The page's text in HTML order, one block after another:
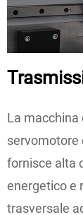
La macchina
servomotore
fornisce alta
energetico e
trasversale